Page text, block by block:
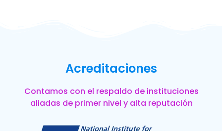
Acreditaciones
Contamos con el respaldo de instituciones
aliadas de primer nivel y alta reputación